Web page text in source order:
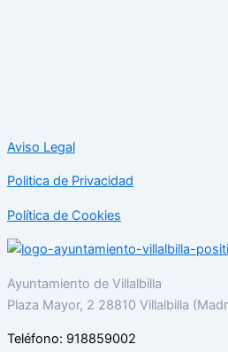
Aviso Legal
Politica de Privacidad
Política de Cookies
Ayuntamiento de Villalbilla
Plaza Mayor, 2 28810 Villalbilla
Teléfono: 918859002